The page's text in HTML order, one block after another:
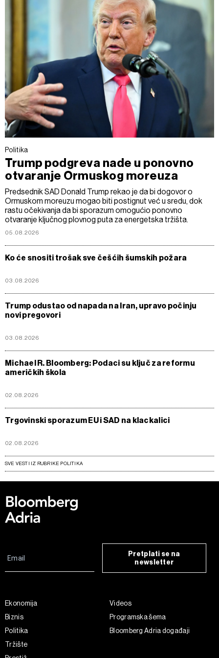
Politika
Trump podgreva nade u ponovno
otvaranje Ormuskog moreuza
Predsednik SAD Donald Trump rekao je da bi dogovor o
Ormuskom moreuzu mogao biti postignut već u sredu, dok
rastu očekivanja da bi sporazum omogućio ponovno
otvaranje ključnog plovnog puta za energetska tržišta.
05.08.2026
Ko će snositi trošak sve češćih šumskih požara
03.08.2026
Trump odustao od napada na Iran, upravo počinju
novi pregovori
03.08.2026
Michael R. Bloomberg: Podaci su ključ za reformu
američkih škola
02.08.2026
Trgovinski sporazum EU i SAD na klackalici
02.08.2026
SVE VESTI IZ RUBRIKE POLITIKA
Pretplati se na
newsletter
Ekonomija
Biznis
Politika
Tržište
Videos
Programska šema
Bloomberg Adria događaji